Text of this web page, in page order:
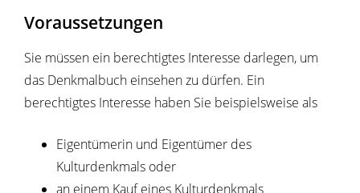
Voraussetzungen
Sie müssen ein berechtigtes Interesse darlegen, um
das Denkmalbuch einsehen zu dürfen. Ein
berechtigtes Interesse haben Sie beispielsweise als
Eigentümerin und Eigentümer des
Kulturdenkmals oder
an einem Kaufeines Kulturdenkmals